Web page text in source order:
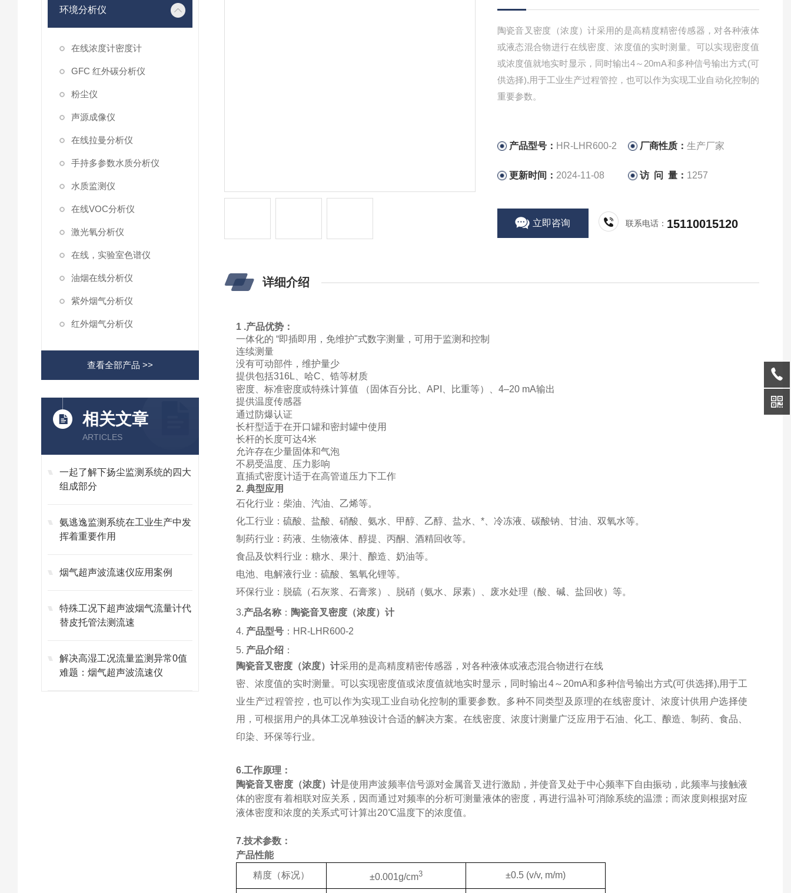
环境分析仪
在线浓度计密度计
GFC 红外碳分析仪
粉尘仪
声源成像仪
在线拉曼分析仪
手持多参数水质分析仪
水质监测仪
在线VOC分析仪
激光氧分析仪
在线，实验室色谱仪
油烟在线分析仪
紫外烟气分析仪
红外烟气分析仪
查看全部产品 >>
相关文章
ARTICLES
一起了解下扬尘监测系统的四大
组成部分
氨逃逸监测系统在工业生产中发
挥着重要作用
烟气超声波流速仪应用案例
特殊工况下超声波烟气流量计代
替皮托管法测流速
解决高湿工况流量监测异常0值
难题：烟气超声波流速仪
陶瓷音叉密度（浓度）计采用的是高精度精密传感器，对各种液体
或液态混合物进行在线密度、浓度值的实时测量。可以实现密度值
或浓度值就地实时显示，同时输出4～20mA和多种信号输出方式(可
供选择),用于工业生产过程管控，也可以作为实现工业自动化控制的
重要参数。
产品型号： HR-LHR600-2 厂商性质：生产厂家
更新时间： 2024-11-08 访 问 量： 1257
立即咨询 联系电话： 15110015120
详细介绍
1 .产品优势：
一体化的 “即插即用，免维护"式数字测量，可用于监测和控制
连续测量
没有可动部件，维护量少
提供包括316L、哈C、锆等材质
密度、标准密度或特殊计算值 （固体百分比、API、比重等）、4–20 mA输出
提供温度传感器
通过防爆认证
长杆型适于在开口罐和密封罐中使用
长杆的长度可达4米
允许存在少量固体和气泡
不易受温度、压力影响
直插式密度计适于在高管道压力下工作
2. 典型应用
石化行业：柴油、汽油、乙烯等。
化工行业：硫酸、盐酸、硝酸、氨水、甲醇、乙醇、盐水、*、冷冻液、碳酸钠、甘油、双氧水等。
制药行业：药液、生物液体、醇提、丙酮、酒精回收等。
食品及饮料行业：糖水、果汁、酿造、奶油等。
电池、电解液行业：硫酸、氢氧化锂等。
环保行业：脱硫（石灰浆、石膏浆）、脱硝（氨水、尿素）、废水处理（酸、碱、盐回收）等。
3.产品名称 ： 陶瓷音叉密度（浓度）计
4. 产品型号 ：HR-LHR600-2
5. 产品介绍 ：
陶瓷音叉密度（浓度）计采用的是高精度精密传感器，对各种液体或液态混合物进行在线
密、浓度值的实时测量。可以实现密度值或浓度值就地实时显示，同时输出4～20mA和多种信号输出方式(可供选择),用于工
业生产过程管控，也可以作为实现工业自动化控制的重要参数。多种不同类型及原理的在线密度计、浓度计供用户选择使
用，可根据用户的具体工况单独设计合适的解决方案。在线密度、浓度计测量广泛应用于石油、化工、酿造、制药、食品、
印染、环保等行业。
6.工作原理：
陶瓷音叉密度（浓度）计是使用声波频率信号源对金属音叉进行激励，并使音叉处于中心频率下自由振动，此频率与接触液
体的密度有着相联对应关系，因而通过对频率的分析可测量液体的密度，再进行温补可消除系统的温漂；而浓度则根据对应
液体密度和浓度的关系式可计算出20℃温度下的浓度值。
7.技术参数：
产品性能
精度（标况）
±0.001g/cm3 ±0.5 (v/v, m/m)